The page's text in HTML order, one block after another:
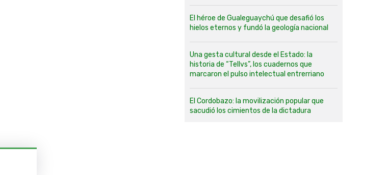
El héroe de Gualeguaychú que desafió los
hielos eternos y fundó la geología nacional
Una gesta cultural desde el Estado: la
historia de “Tellvs”, los cuadernos que
marcaron el pulso intelectual entrerriano
El Cordobazo: la movilización popular que
sacudió los cimientos de la dictadura